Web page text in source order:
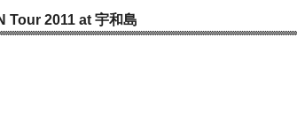
Tour 2011 at 宇和島